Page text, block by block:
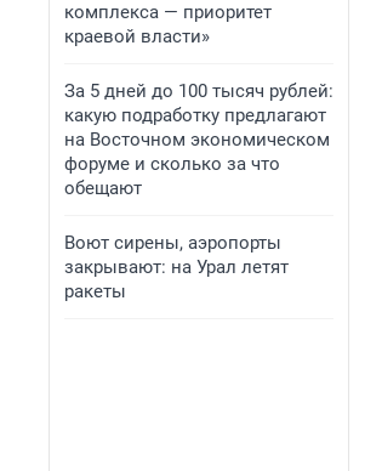
комплекса — приоритет
краевой власти»
За 5 дней до 100 тысяч рублей:
какую подработку предлагают
на Восточном экономическом
форуме и сколько за что
обещают
Воют сирены, аэропорты
закрывают: на Урал летят
ракеты